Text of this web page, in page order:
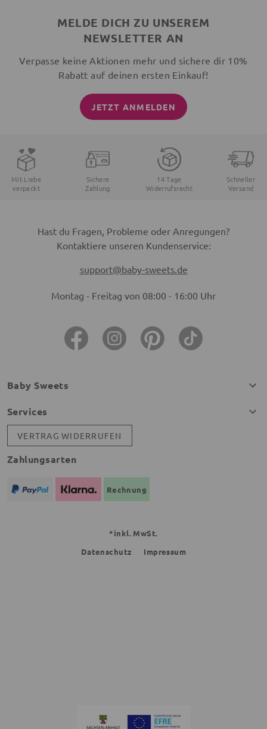
MELDE DICH ZU UNSEREM
NEWSLETTER AN
Verpasse keine Aktionen mehr und sichere dir 10%
Rabatt auf deinen ersten Einkauf!
JETZT ANMELDEN
Mit Liebe
verpackt
Sichere
Zahlung
14 Tage
Widerrufsrecht
Schneller
Versand
Hast du Fragen, Probleme oder Anregungen?
Kontaktiere unseren Kundenservice:
support@baby-sweets.de
Montag - Freitag von 08:00 - 16:00 Uhr
Baby Sweets
Services
VERTRAG WIDERRUFEN
Zahlungsarten
Rechnung
*inkl. MwSt.
Datenschutz
Impressum